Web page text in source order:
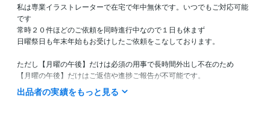
私は専業イラストレーターで在宅で年中無休です。いつでもご対応可能
です
常時２０件ほどのご依頼を同時進行中なので１日も休まず
日曜祭日も年末年始もお受けしたご依頼をこなしております。
ただし【月曜の午後】だけは必須の用事で長時間外出し不在のため
【月曜の午後】だけはご返信や進捗ご報告が不可能です。
また私の生活は体調によって夜型だったり昼型だったり変化し不規則で
出品者の実績をもっと見る